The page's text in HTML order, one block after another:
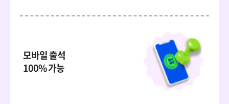
모바일 출석
100% 가능